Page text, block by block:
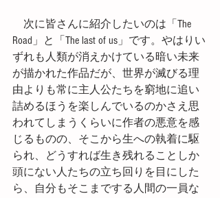
次に皆さんに紹介したいのは「The
Road」と「The last of us」です。やはりい
ずれも人類が消えかけている暗い未来
が描かれた作品だが、世界が滅びる理
由よりも常に主人公たちを窮地に追い
詰めるほうを楽しんでいるのかさえ思
われてしまうくらいに作者の悪意を感
じるものの、そこから生への執着に駆
られ、どうすれば生き残れることしか
頭にない人たちの立ち回りを目にした
ら、自分もそこまでする人間の一員な